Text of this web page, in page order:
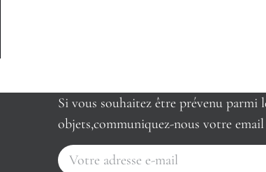
Si vous souhaitez être prévenu parmi
objets,communiquez-nous votre email